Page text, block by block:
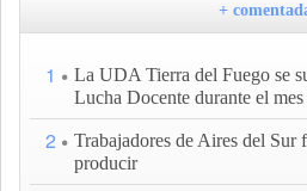
+
1
La UDA Tierra del Fuego se
Lucha Docente durante el mes
2
Trabajadores de Aires del Sur
producir